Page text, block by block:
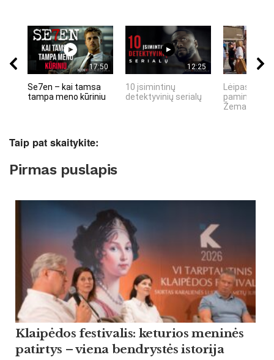
17:50
Se7en – kai tamsa
tampa meno kūriniu
12:25
10 įsimintinų
detektyvinių serialų
Lėipas 13
paminiejuom
Žemaitiu
Taip pat skaitykite:
Pirmas puslapis
Klaipėdos festivalis: keturios meninės
patirtys – viena bendrystės istorija